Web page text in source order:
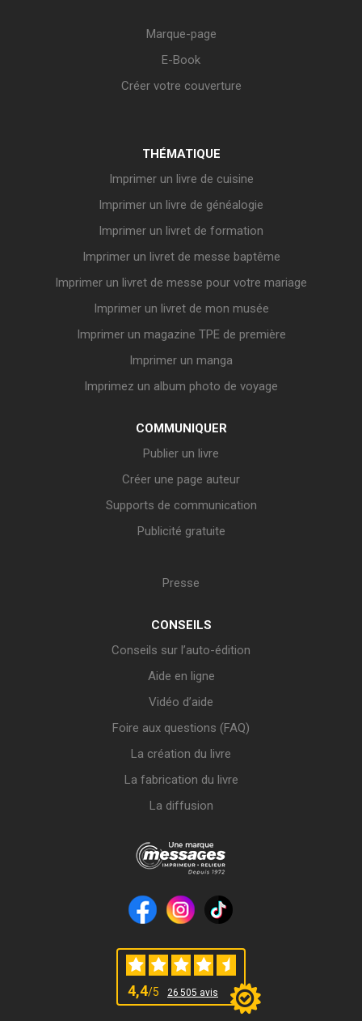
Marque-page
E-Book
Créer votre couverture
THÉMATIQUE
Imprimer un livre de cuisine
Imprimer un livre de généalogie
Imprimer un livret de formation
Imprimer un livret de messe baptême
Imprimer un livret de messe pour votre mariage
Imprimer un livret de mon musée
Imprimer un magazine TPE de première
Imprimer un manga
Imprimez un album photo de voyage
COMMUNIQUER
Publier un livre
Créer une page auteur
Supports de communication
Publicité gratuite
Presse
CONSEILS
Conseils sur l’auto-édition
Aide en ligne
Vidéo d’aide
Foire aux questions (FAQ)
La création du livre
La fabrication du livre
La diffusion
4,4/5 26 505 avis